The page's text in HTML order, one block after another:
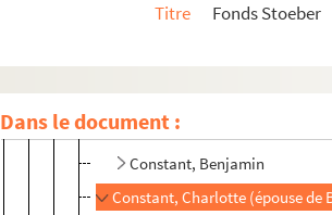
Titre
Fonds Stoeber
Dans le document :
Coehorn, V.
Constant, Benjamin
Constant, Charlotte (épouse de